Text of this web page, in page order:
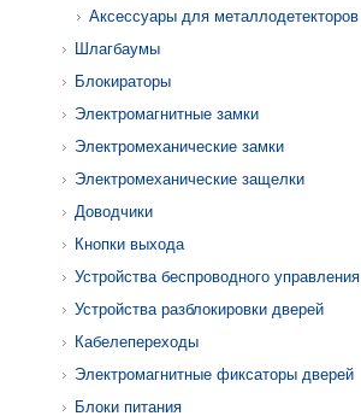
Аксессуары для металлодетекторов
Шлагбаумы
Блокираторы
Электромагнитные замки
Электромеханические замки
Электромеханические защелки
Доводчики
Кнопки выхода
Устройства беспроводного управления
Устройства разблокировки дверей
Кабелепереходы
Электромагнитные фиксаторы дверей
Блоки питания